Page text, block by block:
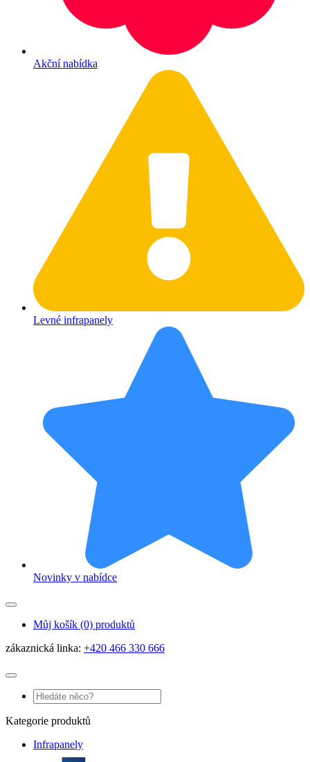
Akční nabídka
Levné infrapanely
Novinky v nabídce
Můj košík (0) produktů
zákaznická linka: +420 466 330 666
Kategorie produktů
Infrapanely